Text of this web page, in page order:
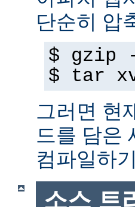
단순히 압
$ gzip
$ tar
그러면 현
드를 담은
컴파일하
소스 트